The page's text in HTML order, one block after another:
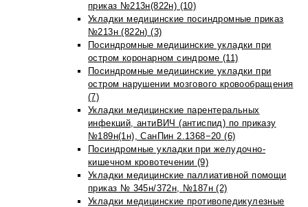
приказ №213н(822н) (10)
Укладки медицинские посиндромные приказ
№213н (822н) (3)
Посиндромные медицинские укладки при
остром коронарном синдроме (11)
Посиндромные медицинские укладки при
остром нарушении мозгового кровообращения
(7)
Укладки медицинские парентеральных
инфекций, антиВИЧ (антиспид) по приказу
№189н(1н), СанПин 2.1368−20 (6)
Посиндромные укладки при желудочно-
кишечном кровотечении (9)
Укладки медицинские паллиативной помощи
приказ № 345н/372н, №187н (2)
Укладки медицинские противопедикулезные